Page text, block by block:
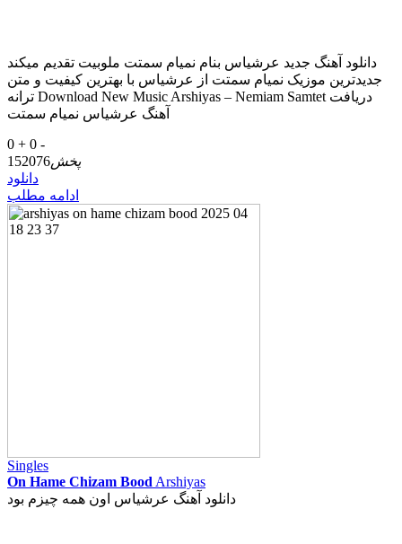
دانلود آهنگ جدید عرشیاس بنام نمیام سمتت ملوبیت تقدیم میکند
جدیدترین موزیک نمیام سمتت از عرشیاس با بهترین کیفیت و متن
ترانه Download New Music Arshiyas – Nemiam Samtet دریافت
آهنگ عرشیاس نمیام سمتت
0 + 0 -
پخش152076
دانلود
ادامه مطلب
Singles
On Hame Chizam Bood Arshiyas
دانلود آهنگ عرشیاس اون همه چیزم بود